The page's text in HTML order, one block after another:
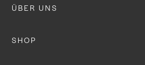
ÜBER UNS
SHOP